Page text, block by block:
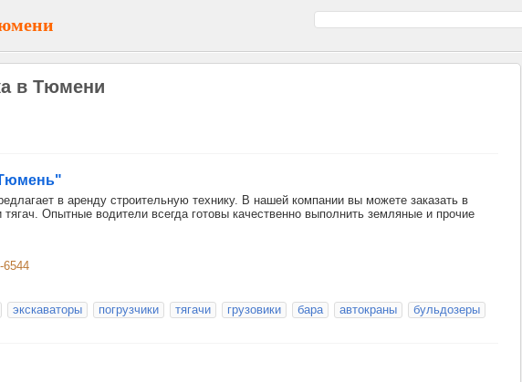
в Тюмени
в аренду строительную технику. В нашей компании вы можете заказать в
тягач. Опытные водители всегда готовы качественно выполнить земляные и прочие
6544
экскаваторы погрузчики тягачи грузовики бара автокраны
бульдозеры